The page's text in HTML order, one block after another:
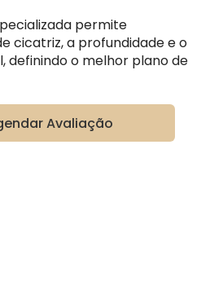
permite
cicatriz, a profundidade e o
definindo o melhor plano de
Avaliação